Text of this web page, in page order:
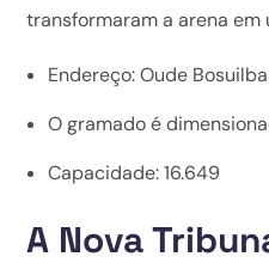
transformaram a arena em
Endereço: Oude
O gramado é
Capacidade: 16.649
A Nova